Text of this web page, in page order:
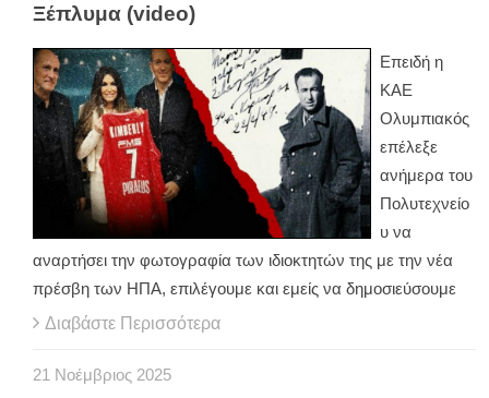
Ξέπλυμα (video)
Επειδή η
ΚΑΕ
Ολυμπιακός
επέλεξε
ανήμερα του
Πολυτεχνείο
υ να
αναρτήσει την φωτογραφία των ιδιοκτητών της με την νέα
πρέσβη των ΗΠΑ, επιλέγουμε και εμείς να δημοσιεύσουμε
Διαβάστε Περισσότερα
21 Νοέμβριος 2025